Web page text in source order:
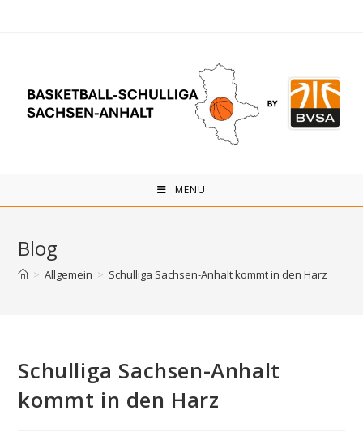
MENÜ
Blog
> Allgemein > Schulliga Sachsen-Anhalt kommt in den Harz
Schulliga Sachsen-Anhalt
kommt in den Harz